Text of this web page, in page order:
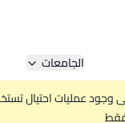
الجامعات
وجود عمليات احتيال
فقط